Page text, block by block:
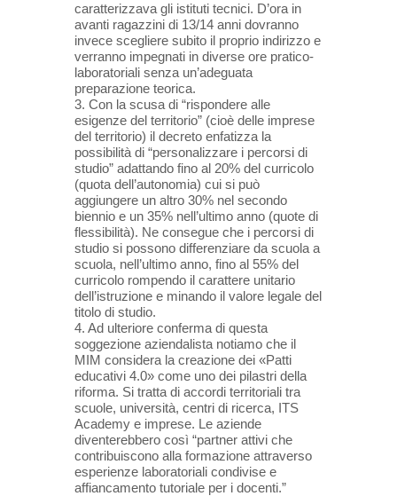
caratterizzava gli istituti tecnici. D’ora in
avanti ragazzini di 13/14 anni dovranno
invece scegliere subito il proprio indirizzo e
verranno impegnati in diverse ore pratico-
laboratoriali senza un’adeguata
preparazione teorica.
3. Con la scusa di “rispondere alle
esigenze del territorio” (cioè delle imprese
del territorio) il decreto enfatizza la
possibilità di “personalizzare i percorsi di
studio” adattando fino al 20% del curricolo
(quota dell’autonomia) cui si può
aggiungere un altro 30% nel secondo
biennio e un 35% nell’ultimo anno (quote di
flessibilità). Ne consegue che i percorsi di
studio si possono differenziare da scuola a
scuola, nell’ultimo anno, fino al 55% del
curricolo rompendo il carattere unitario
dell’istruzione e minando il valore legale del
titolo di studio.
4. Ad ulteriore conferma di questa
soggezione aziendalista notiamo che il
MIM considera la creazione dei «Patti
educativi 4.0» come uno dei pilastri della
riforma. Si tratta di accordi territoriali tra
scuole, università, centri di ricerca, ITS
Academy e imprese. Le aziende
diventerebbero così “partner attivi che
contribuiscono alla formazione attraverso
esperienze laboratoriali condivise e
affiancamento tutoriale per i docenti.”